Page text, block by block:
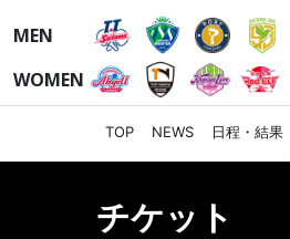
MEN
WOMEN
TOP NEWS 日程・結果
チケット